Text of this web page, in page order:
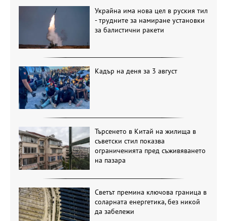
Украйна има нова цел в руския тил
- трудните за намиране установки
за балистични ракети
Кадър на деня за 3 август
Търсенето в Китай на жилища в
съветски стил показва
ограниченията пред съживяването
на пазара
Светът премина ключова граница в
соларната енергетика, без никой
да забележи